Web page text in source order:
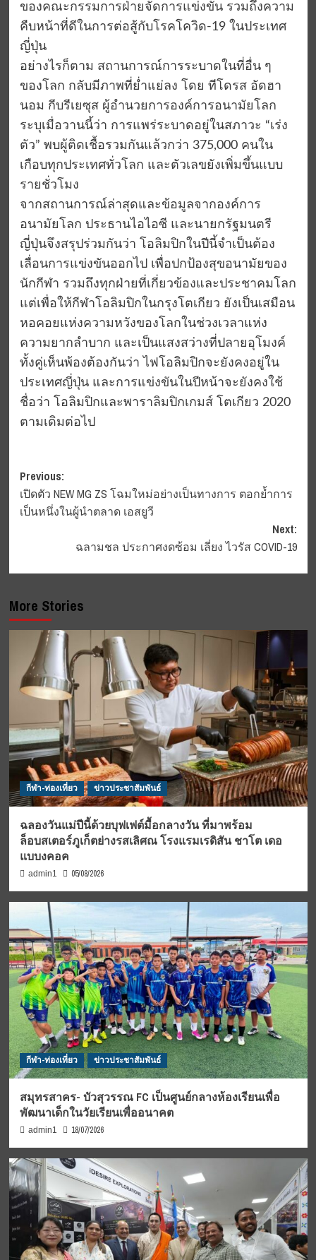
ของคณะกรรมการฝ่ายจัดการแข่งขัน รวมถึงความ
คืบหน้าที่ดีในการต่อสู้กับโรคโควิด-19 ในประเทศ
ญี่ปุ่น
อย่างไรก็ตาม สถานการณ์การระบาดในที่อื่น ๆ
ของโลก กลับมีภาพที่ย่ำแย่ลง โดย ทีโดรส อัดฮา
นอม กีบรีเยซุส ผู้อำนวยการองค์การอนามัยโลก
ระบุเมื่อวานนี้ว่า การแพร่ระบาดอยู่ในสภาวะ “เร่ง
ตัว” พบผู้ติดเชื้อรวมกันแล้วกว่า 375,000 คนใน
เกือบทุกประเทศทั่วโลก และตัวเลขยังเพิ่มขึ้นแบบ
รายชั่วโมง
จากสถานการณ์ล่าสุดและข้อมูลจากองค์การ
อนามัยโลก ประธานไอไอซี และนายกรัฐมนตรี
ญี่ปุ่นจึงสรุปร่วมกันว่า โอลิมปิกในปีนี้จำเป็นต้อง
เลื่อนการแข่งขันออกไป เพื่อปกป้องสุขอนามัยของ
นักกีฬา รวมถึงทุกฝ่ายที่เกี่ยวข้องและประชาคมโลก
แต่เพื่อให้กีฬาโอลิมปิกในกรุงโตเกียว ยังเป็นเสมือน
หอคอยแห่งความหวังของโลกในช่วงเวลาแห่ง
ความยากลำบาก และเป็นแสงสว่างที่ปลายอุโมงค์
ทั้งคู่เห็นพ้องต้องกันว่า ไฟโอลิมปิกจะยังคงอยู่ใน
ประเทศญี่ปุ่น และการแข่งขันในปีหน้าจะยังคงใช้
ชื่อว่า โอลิมปิกและพาราลิมปิกเกมส์ โตเกียว 2020
ตามเดิมต่อไป
Post
navigation
Previous:
เปิดตัว NEW MG ZS โฉมใหม่อย่างเป็นทางการ ตอกย้ำการ
เป็นหนึ่งในผู้นำตลาด เอสยูวี
Next:
ฉลามชล ประกาศงดซ้อม เลี่ยง ไวรัส COVID-19
More Stories
กีฬา-ท่องเที่ยว ข่าวประชาสัมพันธ์
ฉลองวันแม่ปีนี้ด้วยบุฟเฟต์มื้อกลางวัน ที่มาพร้อม
ล็อบสเตอร์ภูเก็ตย่างรสเลิศณ โรงแรมเรดิสัน ชาโต เดอ
แบบงคอค
admin1 05/08/2026
กีฬา-ท่องเที่ยว ข่าวประชาสัมพันธ์
สมุทรสาคร- บัวสุวรรณ FC เป็นศูนย์กลางห้องเรียนเพื่อ
พัฒนาเด็กในวัยเรียนเพื่ออนาคต
admin1 18/07/2026